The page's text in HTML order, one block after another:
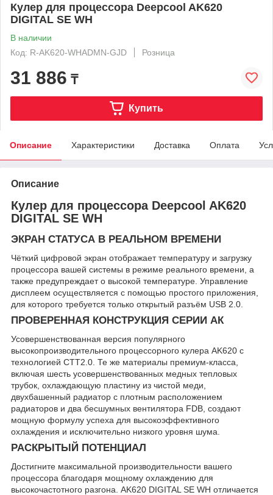
Кулер для процессора Deepcool AK620
DIGITAL SE WH
В наличии
Код: R-AK620-WHADMN-GJD
Розница
31 886 ₸
Купить
Описание Характеристики Доставка Оплата
Описание
Кулер для процессора Deepcool AK620
DIGITAL SE WH
ЭКРАН СТАТУСА В РЕАЛЬНОМ ВРЕМЕНИ
Чёткий цифровой экран отображает температуру и загрузку
процессора вашей системы в режиме реального времени, а
также предупреждает о высокой температуре. Управление
дисплеем осуществляется с помощью простого приложения,
для которого требуется только открытый разъём USB 2.0.
ПРОВЕРЕННАЯ КОНСТРУКЦИЯ СЕРИИ АК
Усовершенствованная версия популярного
высокопроизводительного процессорного кулера AK620 с
технологией CTT2.0. Те же материалы премиум-класса,
включая шесть усовершенствованных медных тепловых
трубок, охлаждающую пластину из чистой меди,
двухбашенный радиатор с плотным расположением
радиаторов и два бесшумных вентилятора FDB, создают
мощную формулу успеха для высокоэффективного
охлаждения и исключительно низкого уровня шума.
РАСКРЫТЫЙ ПОТЕНЦИАЛ
Достигните максимальной производительности вашего
процессора благодаря мощному охлаждению для
высокочастотного разгона. AK620 DIGITAL SE WH отличается